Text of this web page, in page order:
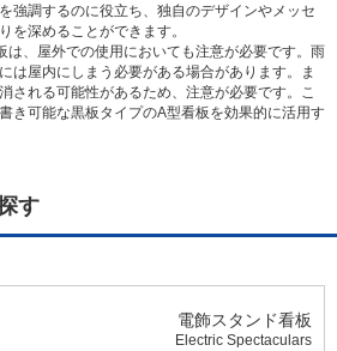
強調するのに役立ち、独自のデザインやメッセ
を深めることができます。
は、屋外での使用においても注意が必要です。雨
は屋内にしまう必要がある場合があります。ま
される可能性があるため、注意が必要です。こ
き可能な黒板タイプのA型看板を効果的に活用す
す
電飾スタンド看板
Electric Spectaculars